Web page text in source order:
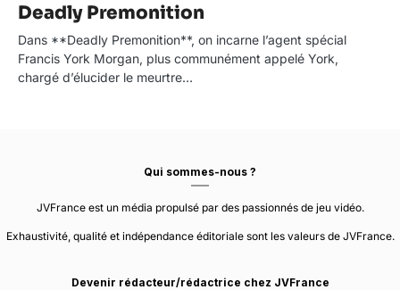
Deadly Premonition
Dans **Deadly Premonition**, on incarne l’agent spécial
Francis York Morgan, plus communément appelé York,
chargé d’élucider le meurtre…
Qui sommes-nous ?
JVFrance est un média propulsé par des passionnés de jeu vidéo.
Exhaustivité, qualité et indépendance éditoriale sont les valeurs de JVFrance.
Devenir rédacteur/rédactrice chez JVFrance